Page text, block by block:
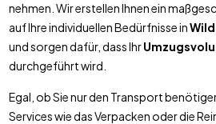
nehmen. Wir erstellen Ihnen ein
auf Ihre individuellen Bedürfnisse in
und sorgen dafür, dass Ihr
durchgeführt wird.
Egal, ob Sie nur den Transport
Services wie das Verpacken oder die